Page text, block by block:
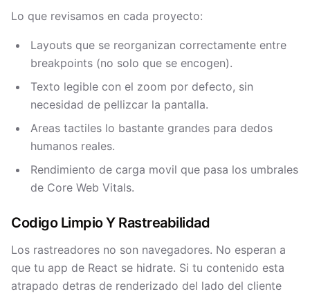
Lo que revisamos en cada proyecto:
Layouts que se reorganizan correctamente entre
breakpoints (no solo que se encogen).
Texto legible con el zoom por defecto, sin
necesidad de pellizcar la pantalla.
Areas tactiles lo bastante grandes para dedos
humanos reales.
Rendimiento de carga movil que pasa los umbrales
de Core Web Vitals.
Codigo Limpio Y Rastreabilidad
Los rastreadores no son navegadores. No esperan a
que tu app de React se hidrate. Si tu contenido esta
atrapado detras de renderizado del lado del cliente